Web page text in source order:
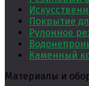
Покрытие
Рулонное
Каменный
Материалы и